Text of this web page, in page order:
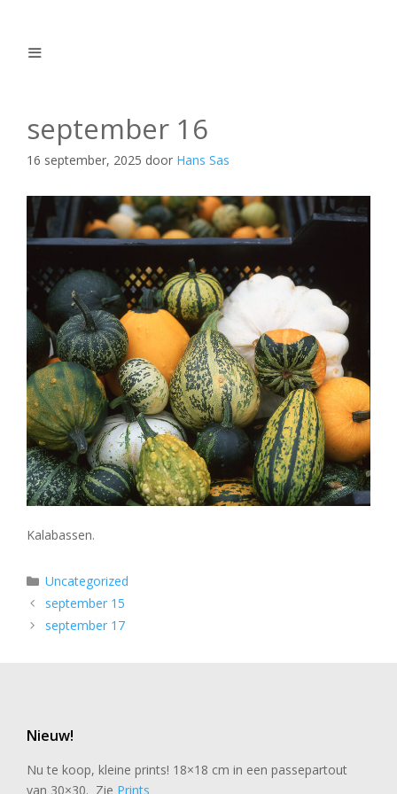
september 16
16 september, 2025 door Hans Sas
Kalabassen.
Categorieën
Uncategorized
september 15
september 17
Nieuw!
Nu te koop, kleine prints! 18×18 cm in een passepartout
van 30×30. Zie Prints